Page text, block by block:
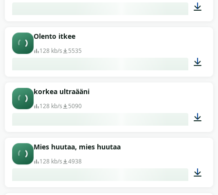
Olento itkee
128 kb/s 5535
korkea ultraääni
128 kb/s 5090
Mies huutaa, mies huutaa
128 kb/s 4938